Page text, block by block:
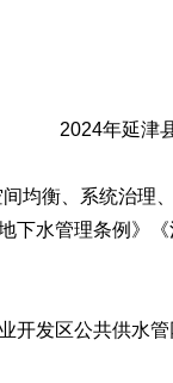
2024年延津
均衡、系统治理
下水管理条例》
开发区公共供水